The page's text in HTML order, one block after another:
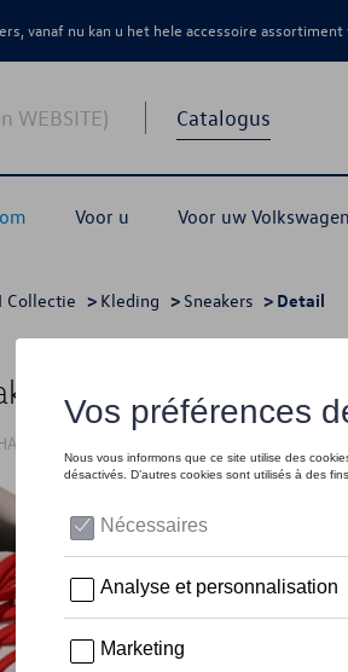
vanaf nu kan u het hele accessoire
WEBSITE) Catalogus
Voor u Voor uw Volkswagen
Collectie > Kleding > Sneakers > Detail
voor heren, wit